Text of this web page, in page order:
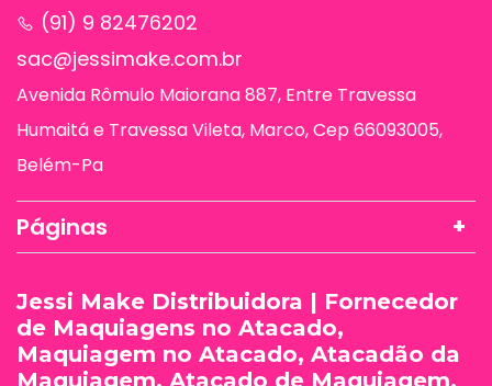
(91) 9 82476202
sac@jessimake.com.br
Avenida Rômulo Maiorana 887, Entre Travessa
Humaitá e Travessa Vileta, Marco, Cep 66093005,
Belém-Pa
Páginas
Jessi Make Distribuidora | Fornecedor
de Maquiagens no Atacado,
Maquiagem no Atacado, Atacadão da
Maquiagem, Atacado de Maquiagem.